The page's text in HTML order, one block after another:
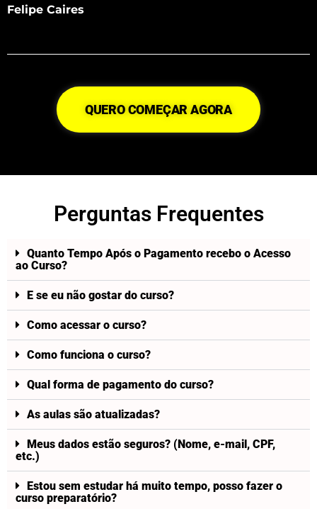
Felipe Caires
QUERO COMEÇAR AGORA
Perguntas Frequentes
Quanto Tempo Após o Pagamento recebo o Acesso
ao Curso?
E se eu não gostar do curso?
Como acessar o curso?
Como funciona o curso?
Qual forma de pagamento do curso?
As aulas são atualizadas?
Meus dados estão seguros? (Nome, e-mail, CPF,
etc.)
Estou sem estudar há muito tempo, posso fazer o
curso preparatório?